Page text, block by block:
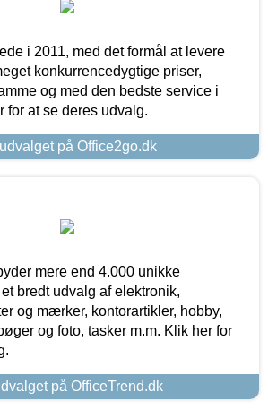
i 2011, med det formål at levere
konkurrencedygtige priser,
og med den bedste service i
for at se deres udvalg.
på Office2go.dk
mere end 4.000 unikke
bredt udvalg af elektronik,
og mærker, kontorartikler, hobby,
og foto, tasker m.m. Klik her for
på OfficeTrend.dk